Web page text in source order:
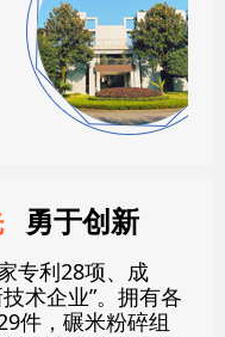
勇于创新
专利28项、成
术企业”。拥有各
件，碾米粉碎组